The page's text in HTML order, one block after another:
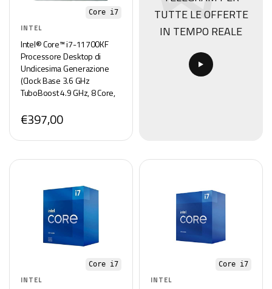
Core i7
INTEL
Intel® Core™ i7-11700KF
Processore Desktop di
Undicesima Generazione
(Clock Base 3.6 GHz
TuboBoost 4.9 GHz, 8 Core,
BX8070811700KF
€397,00
TUTTE LE OFFERTE
IN TEMPO REALE
Core i7
INTEL
Core i7
INTEL